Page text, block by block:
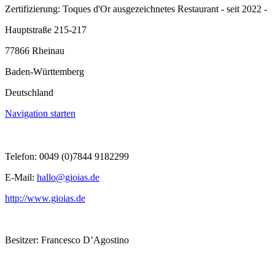
Zertifizierung: Toques d'Or ausgezeichnetes Restaurant - seit 2022 -
Hauptstraße 215-217
77866 Rheinau
Baden-Württemberg
Deutschland
Navigation starten
Telefon: 0049 (0)7844 9182299
E-Mail: hallo@gioias.de
http://www.gioias.de
Besitzer: Francesco D’Agostino